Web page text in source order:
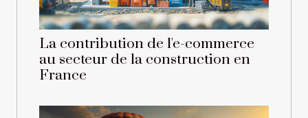
La contribution de l'e-commerce
au secteur de la construction en
France